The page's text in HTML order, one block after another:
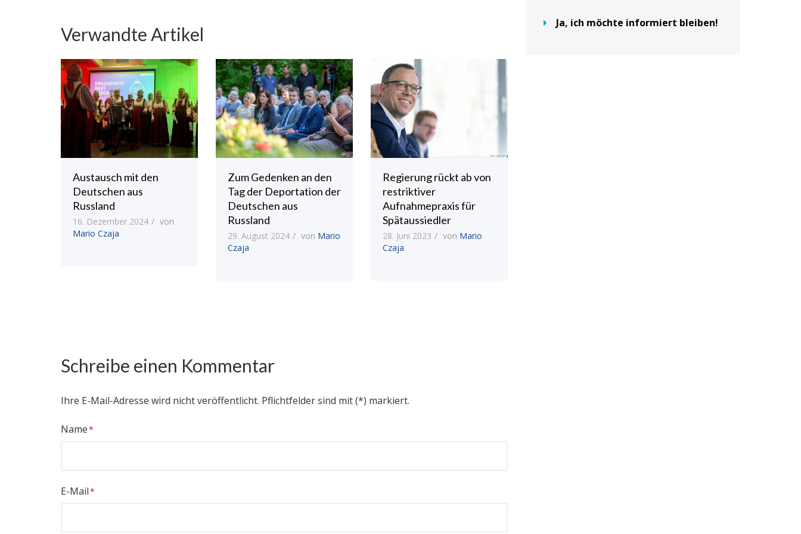
Verwandte Artikel
Austausch mit den
Deutschen aus
Russland
16. Dezember 2024
von
Mario Czaja
Zum Gedenken an den
Tag der Deportation der
Deutschen aus
Russland
29. August 2024 von Mario
Czaja
Regierung rückt ab von
restriktiver
Aufnahmepraxis für
Spätaussiedler
28. Juni 2023 von Mario
Czaja
Schreibe einen Kommentar
Ihre E-Mail-Adresse wird nicht veröffentlicht. Pflichtfelder sind mit (*) markiert.
Name
E-Mail
Ja, ich möchte informiert bleiben!